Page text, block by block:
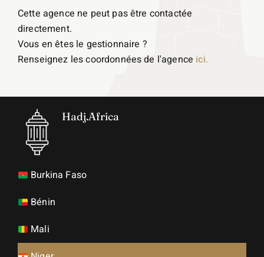
Cette agence ne peut pas être contactée
directement.
Vous en êtes le gestionnaire ?
Renseignez les coordonnées de l'agence ici.
Hadj.Africa
Burkina Faso
Bénin
Mali